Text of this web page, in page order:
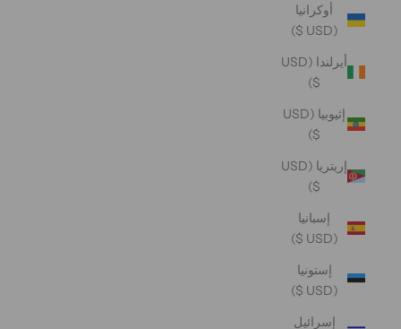
أوكرانيا
(USD $)
أيرلندا (USD
$)
إثيوبيا (USD
$)
إريتريا (USD
$)
إسبانيا
(USD $)
إستونيا
(USD $)
إسرائيل